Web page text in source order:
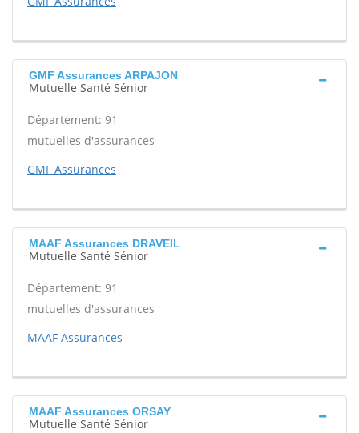
GMF Assurances ARPAJON
Mutuelle Santé Sénior
Département: 91
mutuelles d'assurances
GMF Assurances
MAAF Assurances DRAVEIL
Mutuelle Santé Sénior
Département: 91
mutuelles d'assurances
MAAF Assurances
MAAF Assurances ORSAY
Mutuelle Santé Sénior